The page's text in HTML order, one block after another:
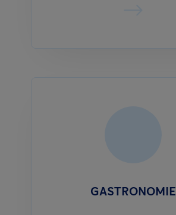
GASTRONOMIE